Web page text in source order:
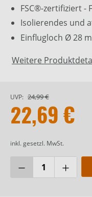
FSC®-zertifiziert -
Isolierendes und
Einflugloch Ø 28
Weitere
22,69 €
UVP: 24,99 €
inkl. gesetzl. MwSt.